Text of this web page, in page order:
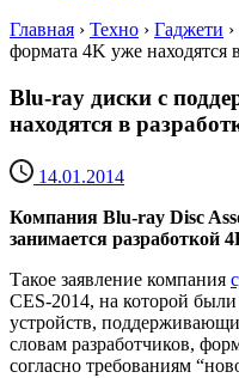
Главная › Техно › Гаджети ›
формата 4K уже находятся
Blu-ray диски с
находятся в
14.01.2014
Компания Blu-ray Disc
занимается разработкой
Такое заявление компания
CES-2014, на которой были
устройств,
словам разработчиков,
согласно требованиям